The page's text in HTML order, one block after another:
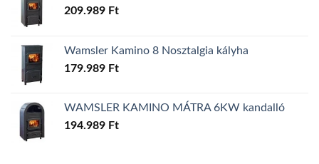
209.989 Ft
Wamsler Kamino 8 Nosztalgia kályha
179.989 Ft
WAMSLER KAMINO MÁTRA 6KW kandalló
194.989 Ft